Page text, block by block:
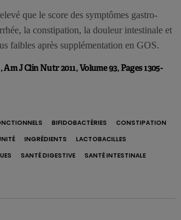
que le score des symptômes gastro-
la constipation, la douleur intestinale et
faibles après supplémentation en GOS.
J Clin Nutr 2011, Volume 93, Pages 1305-
BIFIDOBACTÉRIES
CONSTIPATION
INGRÉDIENTS
LACTOBACILLES
SANTÉ DIGESTIVE
SANTÉ INTESTINALE